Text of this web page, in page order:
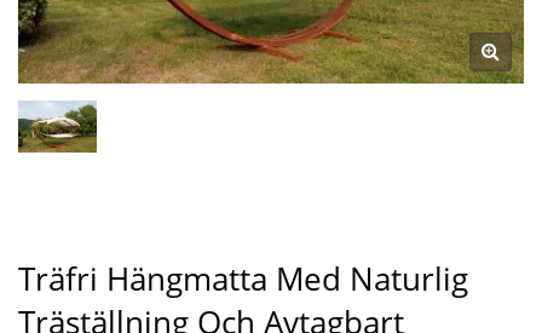
Träfri Hängmatta Med Naturlig
Träställning Och Avtagbart